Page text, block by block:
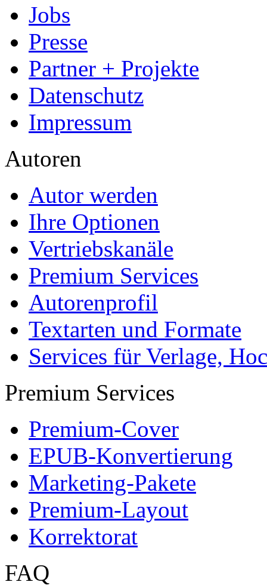
Home
Arbeiten hochladen
Katalog
Tipps und Ratschläge
Die Diplomarbeit
Services & Vorlagen
Über uns
Jobs
Presse
Partner + Projekte
Datenschutz
Impressum
Autoren
Ihre Optionen
Vertriebskanäle
Premium Services
Autorenprofil
Textarten und Formate
Services für Verlage,